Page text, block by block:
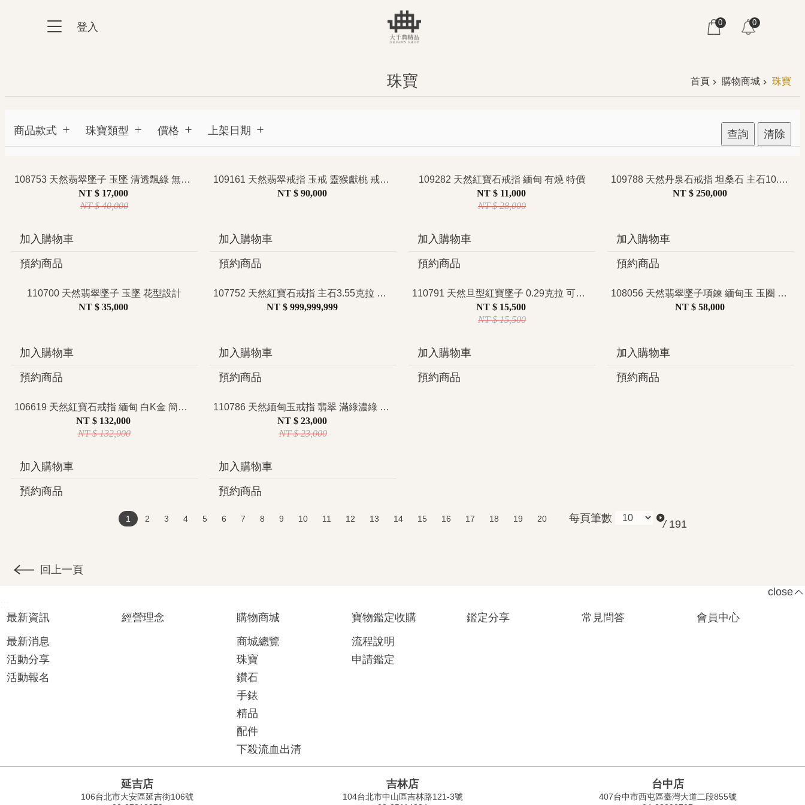
::: 登入 0 0
首頁 購物商城 珠寶
珠寶
商品款式 珠寶類型 價格 上架日期 查詢 清除
108753 天然翡翠墜子 玉墜 清透飄綠 無事牌 特價
NT $ 17,000
NT $ 40,000
加入購物車
預約商品
109161 天然翡翠戒指 玉戒 靈猴獻桃 戒墜兩用設計
NT $ 90,000
加入購物車
預約商品
109282 天然紅寶石戒指 緬甸 有燒 特價
NT $ 11,000
NT $ 28,000
加入購物車
預約商品
109788 天然丹泉石戒指 坦桑石 主石10.06克拉 有燒 大克拉
NT $ 250,000
加入購物車
預約商品
110700 天然翡翠墜子 玉墜 花型設計
NT $ 35,000
加入購物車
預約商品
107752 天然紅寶石戒指 主石3.55克拉 賴泰安證 GRS證 Pinkish Red 緬甸 有燒 璀璨星芒設計 瑰麗奢華 特價
NT $ 999,999,999
加入購物車
預約商品
110791 天然旦型紅寶墜子 0.29克拉 可愛 經典鑽圈 輕珠寶 典雅配件首飾 女朋友 送禮禮物
NT $ 15,500
NT $ 15,500
加入購物車
預約商品
108056 天然翡翠墜子項鍊 緬甸玉 玉圈 滿綠 飄花 長輩送禮 懷古 吉祥圓滿 典雅 母親節 禮物推薦 超值
NT $ 58,000
加入購物車
預約商品
106619 天然紅寶石戒指 緬甸 白K金 簡約設計 日常穿搭 女朋友 禮物 心動紅色
NT $ 132,000
NT $ 132,000
加入購物車
預約商品
110786 天然緬甸玉戒指 翡翠 滿綠濃綠 馬眼型 中性寬版 復古造型 母親節禮物 優雅大方 平常配戴 特惠
NT $ 23,000
NT $ 23,000
加入購物車
預約商品
1 2 3 4 5 6 7 8 9 10 11 12 13 14 15 16 17 18 19 20 每頁筆數 / 191
回上一頁
close
最新資訊
最新消息
活動分享
活動報名
經營理念
購物商城
商城總覽
珠寶
鑽石
手錶
精品
配件
下殺流血出清
寶物鑑定收購
流程說明
申請鑑定
鑑定分享 常見問答 會員中心
延吉店
106台北市大安區延吉街106號
吉林店
104台北市中山區吉林路121-3號
台中店
407台中市西屯區臺灣大道二段855號